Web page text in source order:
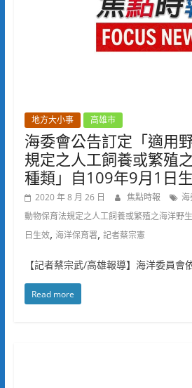
地方大小事 高雄市
海委會公告訂定「適用
規定之人工飼養或繁殖
種類」自109年9月1日
2020 年 8 月 26 日 焦點時報
動物保育法規定之人工飼養或繁殖之海洋野
日生效, 海洋保育署, 記者蔡宗憲
【記者蔡宗武/高雄報導】海洋委員會
Read more